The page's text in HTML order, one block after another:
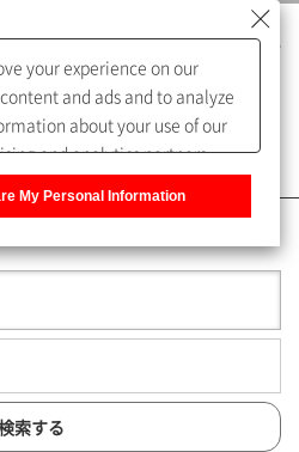
）
索する
your experience on our
and ads and to analyze
about your use of our
and analytics partners,
about you with our partners.
your cookie settings on our
My Personal Information